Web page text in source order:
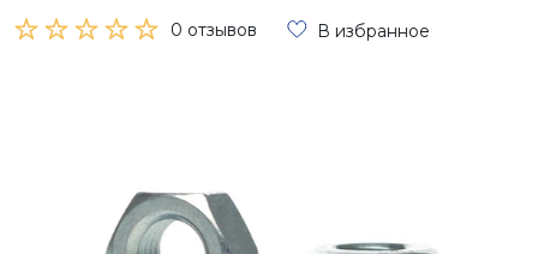
0 отзывов В избранное